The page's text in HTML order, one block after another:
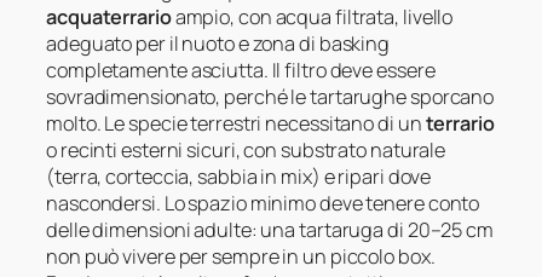
acquaterrarioampio, con acqua filtrata, livello
adeguato per il nuoto e zona di basking
completamente asciutta. Il filtro deve essere
sovradimensionato, perché le tartarughe sporcano
molto. Le specie terrestri necessitano di unterrario
o recinti esterni sicuri, con substrato naturale
(terra, corteccia, sabbia in mix) e ripari dove
nascondersi. Lo spazio minimo deve tenere conto
delle dimensioni adulte: una tartaruga di 20–25 cm
non può vivere per sempre in un piccolo box.